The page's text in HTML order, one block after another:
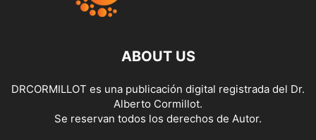
ABOUT US
DRCORMILLOT es una publicación digital registrada del Dr.
Alberto Cormillot.
Se reservan todos los derechos de Autor.